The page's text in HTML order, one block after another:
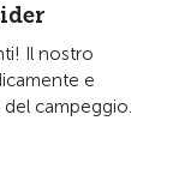
Il nostro
e
campeggio.